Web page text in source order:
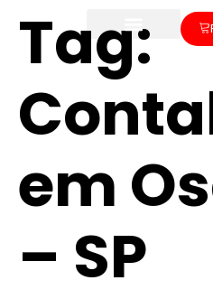
Tag:
em
– SP